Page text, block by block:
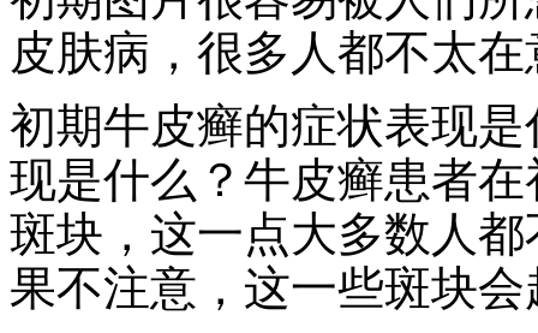
皮肤病，很多人都不太在
初期牛皮癣的症状表现
现是什么？牛皮癣患者
斑块，这一点大多数人
果不注意，这一些斑块